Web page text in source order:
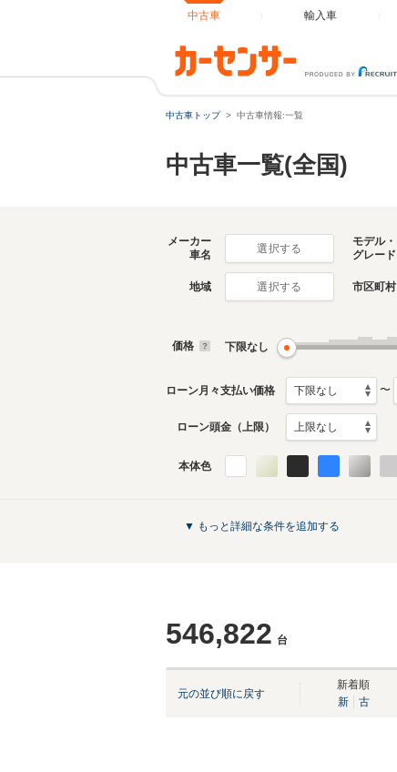
中古車 輸入車
中古車トップ 中古車情報:一覧
中古車一覧(全国)
メーカー
車名
選択する
モデル・
グレード
地域 選択する 市区町村
価格 下限なし
ローン月々支払い価格 〜
ローン頭金（上限）
本体色
▼ もっと詳細な条件を追加する
546,822 台
元の並び順に戻す
新着順
新
古